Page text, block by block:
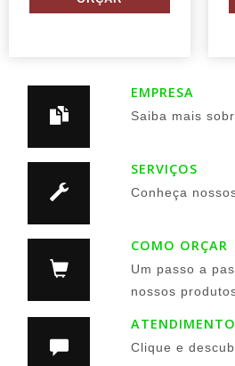
EMPRESA
Saiba mais
SERVIÇOS
Conheça
COMO ORÇAR
Um passo a
nossos
ATENDIMENTO
Clique e